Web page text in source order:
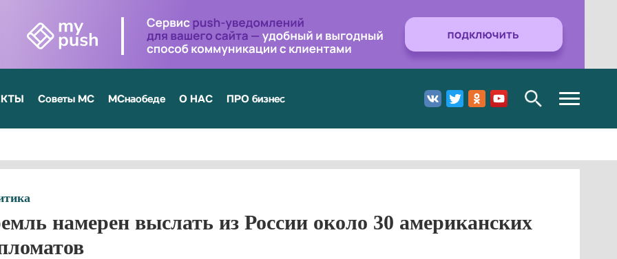
Советы МС МСнаобеде О НАС ПРО бизнес
Toggle
navigation
намерен выслать из России около 30 американских